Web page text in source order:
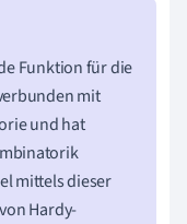
Funktion für die
mit
und hat
mittels dieser
Hardy-